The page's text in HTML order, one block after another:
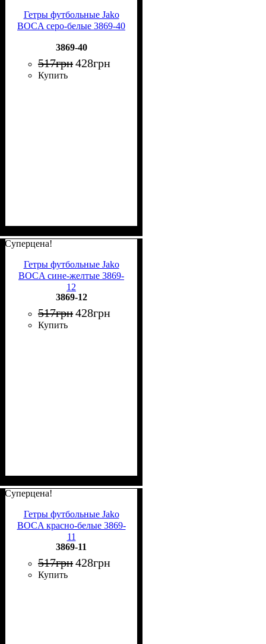
Гетры футбольные Jako
BOCA серо-белые 3869-40
3869-40
517грн428грн
Купить
Суперцена!
Гетры футбольные Jako
BOCA сине-желтые 3869-
12
3869-12
517грн428грн
Купить
Суперцена!
Гетры футбольные Jako
BOCA красно-белые 3869-
11
3869-11
517грн428грн
Купить